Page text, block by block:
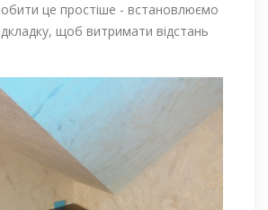
це простіше - встановлюємо
щоб витримати відстань